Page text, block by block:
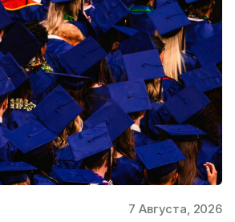
7 Августа, 2026